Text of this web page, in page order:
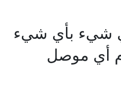
شيء بأي شيء
أي موصل